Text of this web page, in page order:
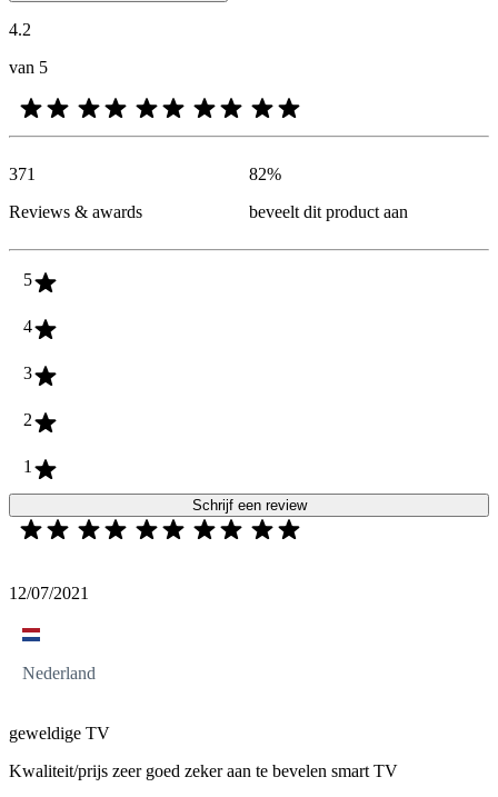
4.2
van 5
371
Reviews & awards
82%
beveelt dit product aan
5
4
3
2
1
Schrijf een review
12/07/2021
Nederland
geweldige TV
Kwaliteit/prijs zeer goed zeker aan te bevelen smart TV